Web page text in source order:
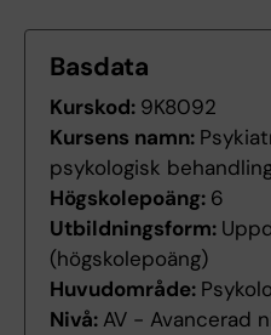
Basdata
Kurskod: 9K8092
Kursens namn:
psykologisk
Högskolepoäng: 6
Utbildningsform:
(högskolepoäng)
Huvudområde:
Nivå: AV - Avancerad